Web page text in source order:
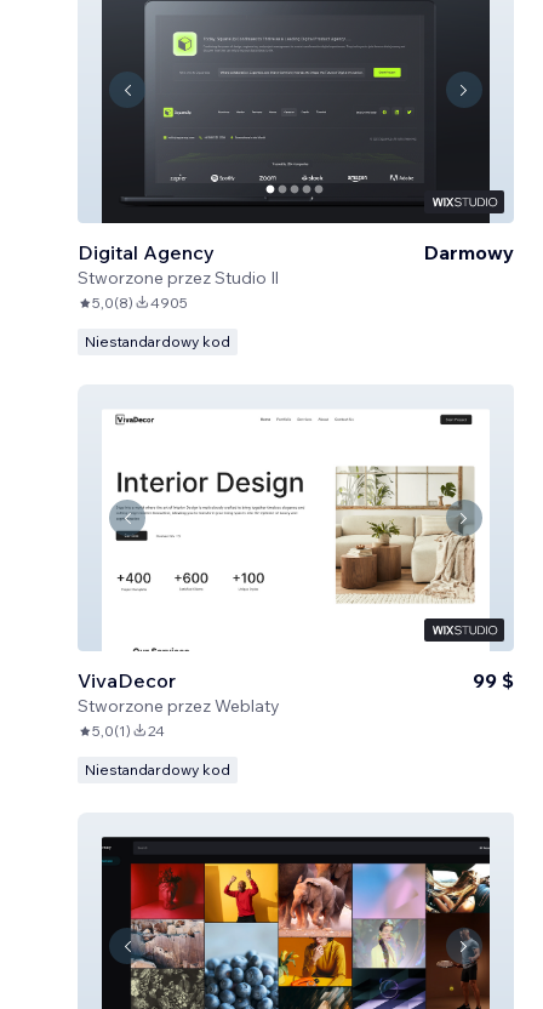
Digital Agency
Stworzone przezStudio Il
Darmowy
5,0(8) 4905
Niestandardowy kod
VivaDecor
Stworzone przezWeblaty
99 $
5,0(1) 24
Niestandardowy kod